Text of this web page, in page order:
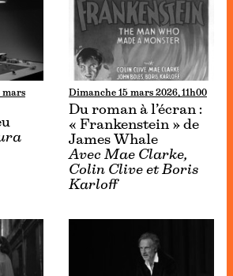
mars
Dimanche 15 mars 2026, 11h00
Du roman à l’écran :
« Frankenstein » de
James Whale
Avec Mae Clarke,
Colin Clive et Boris
Karloff